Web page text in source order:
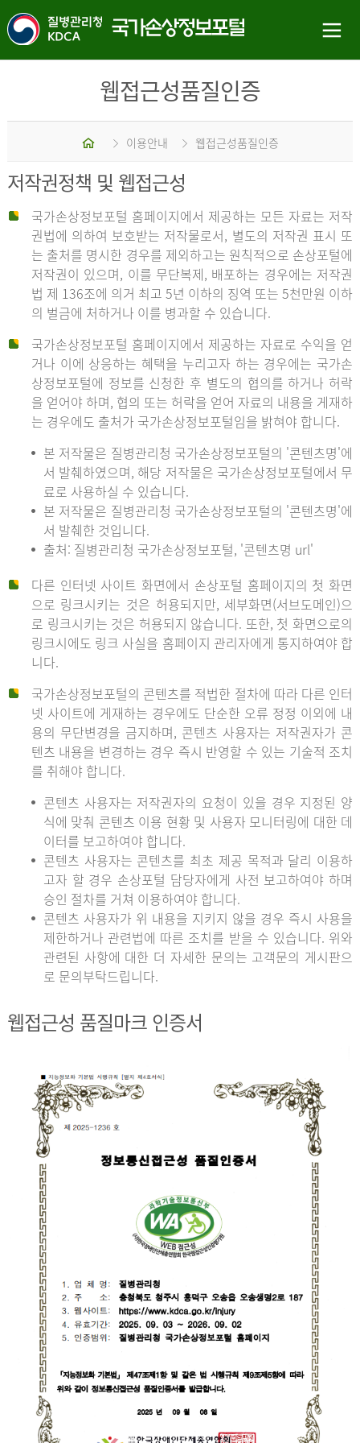
웹접근성품질인증
홈 이용안내 웹접근성품질인증
저작권정책 및 웹접근성
국가손상정보포털 홈페이지에서 제공하는 모든 자료는 저작
권법에 의하여 보호받는 저작물로서, 별도의 저작권 표시 또
는 출처를 명시한 경우를 제외하고는 원칙적으로 손상포털에
저작권이 있으며, 이를 무단복제, 배포하는 경우에는 저작권
법 제 136조에 의거 최고 5년 이하의 징역 또는 5천만원 이하
의 벌금에 처하거나 이를 병과할 수 있습니다.
국가손상정보포털 홈페이지에서 제공하는 자료로 수익을 얻
거나 이에 상응하는 혜택을 누리고자 하는 경우에는 국가손
상정보포털에 정보를 신청한 후 별도의 협의를 하거나 허락
을 얻어야 하며, 협의 또는 허락을 얻어 자료의 내용을 게재하
는 경우에도 출처가 국가손상정보포털임을 밝혀야 합니다.
본 저작물은 질병관리청 국가손상정보포털의 '콘텐츠명'에
서 발췌하였으며, 해당 저작물은 국가손상정보포털에서 무
료로 사용하실 수 있습니다.
본 저작물은 질병관리청 국가손상정보포털의 '콘텐츠명'에
서 발췌한 것입니다.
출처: 질병관리청 국가손상정보포털, '콘텐츠명 url'
다른 인터넷 사이트 화면에서 손상포털 홈페이지의 첫 화면
으로 링크시키는 것은 허용되지만, 세부화면(서브도메인)으
로 링크시키는 것은 허용되지 않습니다. 또한, 첫 화면으로의
링크시에도 링크 사실을 홈페이지 관리자에게 통지하여야 합
니다.
국가손상정보포털의 콘텐츠를 적법한 절차에 따라 다른 인터
넷 사이트에 게재하는 경우에도 단순한 오류 정정 이외에 내
용의 무단변경을 금지하며, 콘텐츠 사용자는 저작권자가 콘
텐츠 내용을 변경하는 경우 즉시 반영할 수 있는 기술적 조치
를 취해야 합니다.
콘텐츠 사용자는 저작권자의 요청이 있을 경우 지정된 양
식에 맞춰 콘텐츠 이용 현황 및 사용자 모니터링에 대한 데
이터를 보고하여야 합니다.
콘텐츠 사용자는 콘텐츠를 최초 제공 목적과 달리 이용하
고자 할 경우 손상포털 담당자에게 사전 보고하여야 하며
승인 절차를 거쳐 이용하여야 합니다.
콘텐츠 사용자가 위 내용을 지키지 않을 경우 즉시 사용을
제한하거나 관련법에 따른 조치를 받을 수 있습니다. 위와
관련된 사항에 대한 더 자세한 문의는 고객문의 게시판으
로 문의부탁드립니다.
웹접근성 품질마크 인증서